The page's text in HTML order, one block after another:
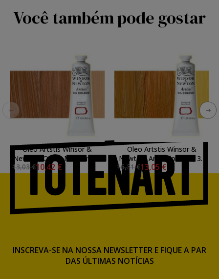
Você também pode gostar
Oleo Artstis Winsor &
Newton, Ochre Marrom, 37
ml.
13,03 €10,42 €
Oleo Artstis Winsor &
Newton, Amarelo Indio, 37
ml.
16,31 €13,05 €
INSCREVA-SE NA NOSSA NEWSLETTER E FIQUE A PAR
DAS ÚLTIMAS NOTÍCIAS